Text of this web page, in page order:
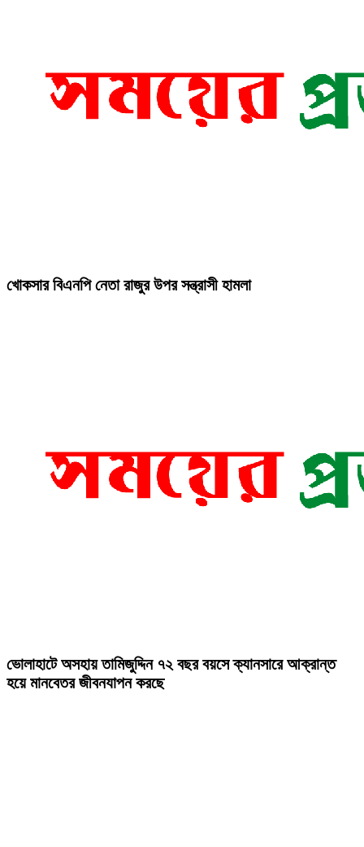
খোকসার বিএনপি নেতা রাজুর উপর সন্ত্রাসী হামলা
ভোলাহাটে অসহায় তামিজুদ্দিন ৭২ বছর বয়সে ক্যানসারে আক্রান্ত
হয়ে মানবেতর জীবনযাপন করছে